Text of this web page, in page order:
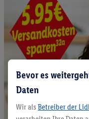
Bevor es
Daten
Wir als Betreiber der